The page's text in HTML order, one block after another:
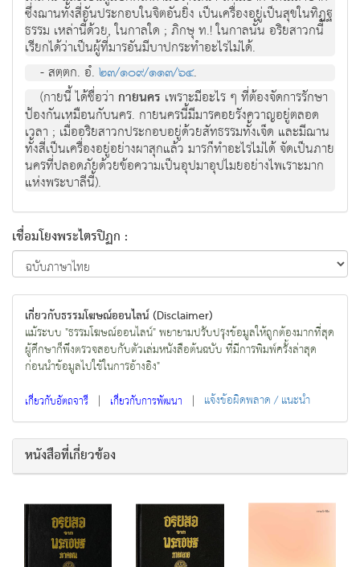
ซึ่งฌานทั้งสี่อันประกอบในจิตอันยิ่ง เป็นเครื่องอยู่เป็นสุขในทิฏฐ
ธรรม เหล่านี้ด้วย, ในกาลใด ; ภิกษุ ท.! ในกาลนั้น อริยสาวกนี้
เรียกได้ว่าเป็นผู้ที่มารอันมีบาปกระทำอะไรไม่ได้.
- สตฺตก. อํ.๒๓/๑๐๙/๑๑๓/๖๔.
(กายนี้ ได้ชื่อว่ากายนคร เพราะมีอะไร ๆ ที่ต้องจัดการรักษา
ป้องกันเหมือนกับนคร. กายนครนี้มีมารคอยรังควาญอยู่ตลอด
เวลา ; เมื่ออริยสาวกประกอบอยู่ด้วยสัทธรรมทั้งเจ็ด และมีฌาน
ทั้งสี่เป็นเครื่องอยู่อย่างผาสุกแล้ว มารก็ทำอะไรไม่ได้ จัดเป็นภาย
นครที่ปลอดภัยด้วยข้อความเป็นอุปมาอุปไมยอย่างไพเราะมาก
แห่งพระบาลีนี้).
เชื่อมโยงพระไตรปิฏก :
เกี่ยวกับธรรมโฆษณ์ออนไลน์ (Disclaimer)
แม้ระบบ "ธรรมโฆษณ์ออนไลน์" พยายามปรับปรุงข้อมูลให้ถูกต้องมากที่สุด
ผู้ศึกษาก็พึงตรวจสอบกับตัวเล่มหนังสือต้นฉบับ ที่มีการพิมพ์ครั้งล่าสุด
ก่อนนำข้อมูลไปใช้ในการอ้างอิง"
เกี่ยวกับอัตถจารี | เกี่ยวกับการพัฒนา | แจ้งข้อผิดพลาด / แนะนำ
หนังสือที่เกี่ยวข้อง